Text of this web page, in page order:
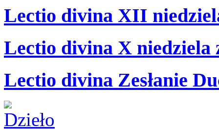
Lectio divina XII
Lectio divina X niedziela
Lectio divina Zesłanie